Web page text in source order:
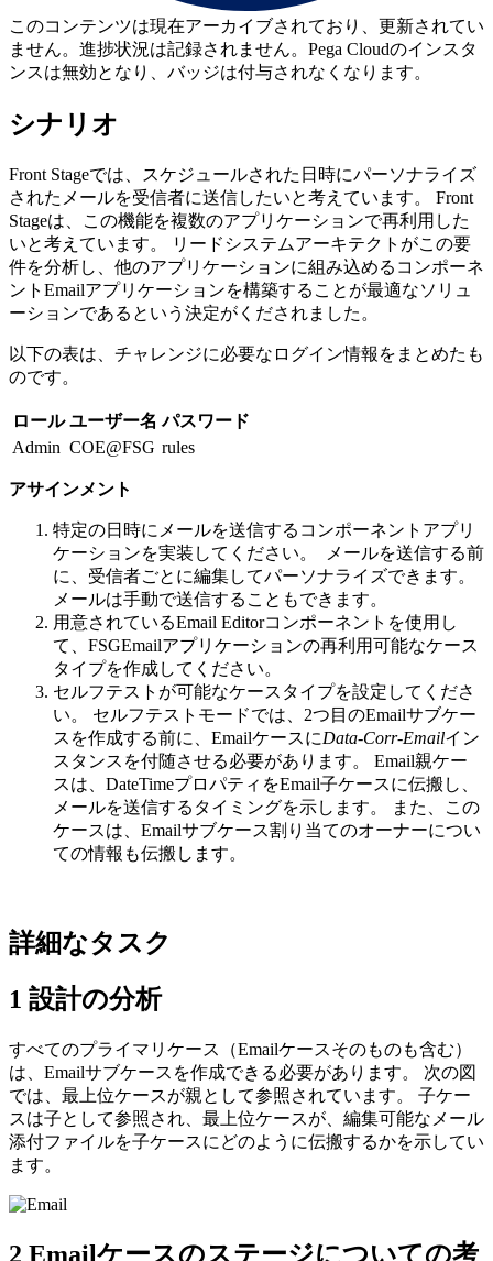
このコンテンツは現在アーカイブされており、更新されてい
ません。進捗状況は記録されません。Pega Cloudのインスタ
ンスは無効となり、バッジは付与されなくなります。
シナリオ
Front Stageでは、スケジュールされた日時にパーソナライズ
されたメールを受信者に送信したいと考えています。 Front
Stageは、この機能を複数のアプリケーションで再利用した
いと考えています。 リードシステムアーキテクトがこの要
件を分析し、他のアプリケーションに組み込めるコンポーネ
ントEmailアプリケーションを構築することが最適なソリュ
ーションであるという決定がくだされました。
以下の表は、チャレンジに必要なログイン情報をまとめたも
のです。
ロール ユーザー名 パスワード
Admin COE@FSG rules
アサインメント
特定の日時にメールを送信するコンポーネントアプリ
ケーションを実装してください。
メールを送信する前
に、受信者ごとに編集してパーソナライズできます。
メールは手動で送信することもできます。
用意されているEmail Editorコンポーネントを使用し
て、FSGEmailアプリケーションの再利用可能なケース
タイプを作成してください。
セルフテストが可能なケースタイプを設定してくださ
い。 セルフテストモードでは、2つ目のEmailサブケー
スを作成する前に、EmailケースにData-Corr-Emailイン
スタンスを付随させる必要があります。 Email親ケー
スは、DateTimeプロパティをEmail子ケースに伝搬し、
メールを送信するタイミングを示します。 また、この
ケースは、Emailサブケース割り当てのオーナーについ
ての情報も伝搬します。
詳細なタスク
1 設計の分析
すべてのプライマリケース（Emailケースそのものも含む）
は、Emailサブケースを作成できる必要があります。 次の図
では、最上位ケースが親として参照されています。 子ケー
スは子として参照され、最上位ケースが、編集可能なメール
添付ファイルを子ケースにどのように伝搬するかを示してい
ます。
2 Emailケースのステージについての考